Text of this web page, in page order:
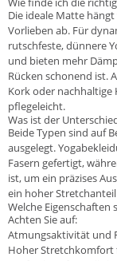
Die ideale Matte
Vorlieben ab. Für
rutschfeste, dünnere
und bieten mehr
Rücken schonend ist.
Kork oder
pflegeleicht.
Was ist der
Beide Typen sind auf
ausgelegt.
Fasern gefertigt,
ist, um ein präzises
ein hoher
Welche Eigenschaften
Achten Sie auf:
Atmungsaktivität und
Hoher Stretchkomfort